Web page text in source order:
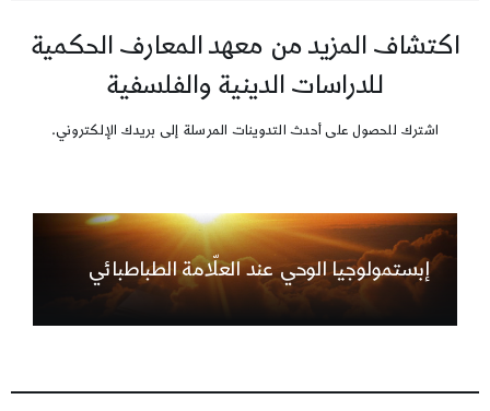
اكتشاف المزيد من معهد المعارف الحكمية
للدراسات الدينية والفلسفية
اشترك للحصول على أحدث التدوينات المرسلة إلى بريدك الإلكتروني.
إبستمولوجيا الوحي عند العلّامة الطباطبائي